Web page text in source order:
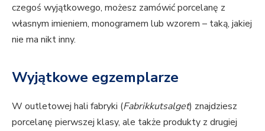
czegoś wyjątkowego, możesz zamówić porcelanę z
własnym imieniem, monogramem lub wzorem – taką, jakiej
nie ma nikt inny.
Wyjątkowe egzemplarze
W outletowej hali fabryki (Fabrikkutsalget) znajdziesz
porcelanę pierwszej klasy, ale także produkty z drugiej